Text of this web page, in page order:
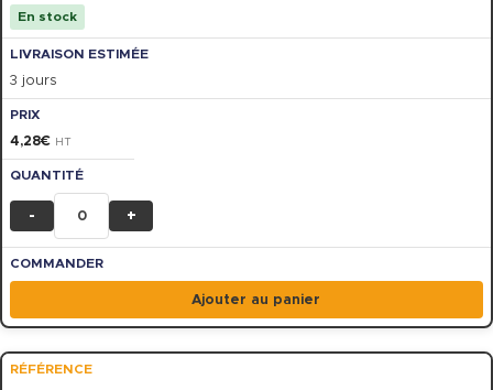
En stock
3 jours
4,28€ HT
- +
Ajouter au panier